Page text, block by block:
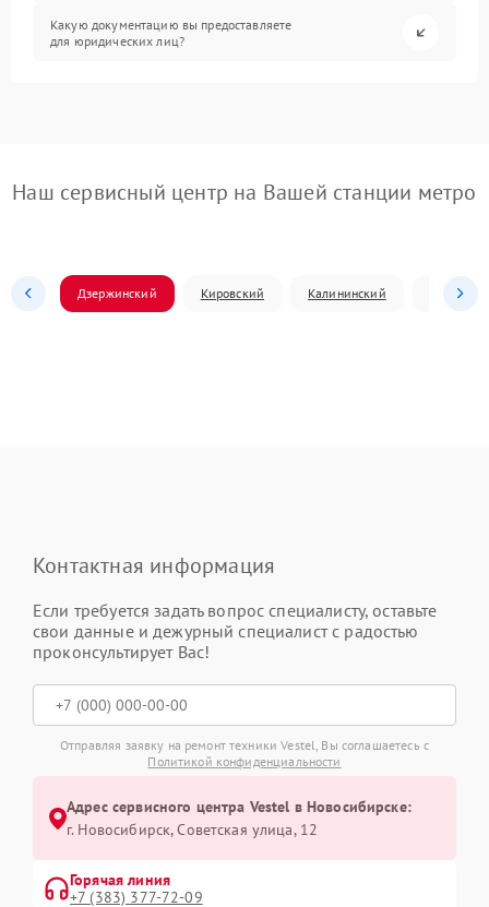
Какую документацию вы предоставляете
для юридических лиц?
Наш сервисный центр на Вашей станции метро
Дзержинский Кировский Калининский
Контактная информация
Если требуется задать вопрос специалисту, оставьте
свои данные и дежурный специалист с радостью
проконсультирует Вас!
Отправляя заявку на ремонт техники Vestel, Вы соглашаетесь с
Политикой конфиденциальности
Адрес сервисного центра Vestel в Новосибирске:
г. Новосибирск, Советская улица, 12
Горячая линия
+7 (383) 377-72-09